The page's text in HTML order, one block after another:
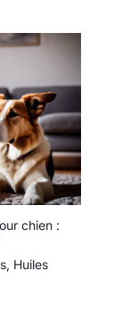
chien :
, Huiles